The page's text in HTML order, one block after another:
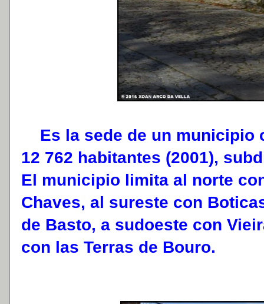
Es la sede de un municipio
12 762 habitantes (2001),
El municipio limita al norte
Chaves, al sureste con
de Basto, a sudoeste con
con las Terras de Bouro.